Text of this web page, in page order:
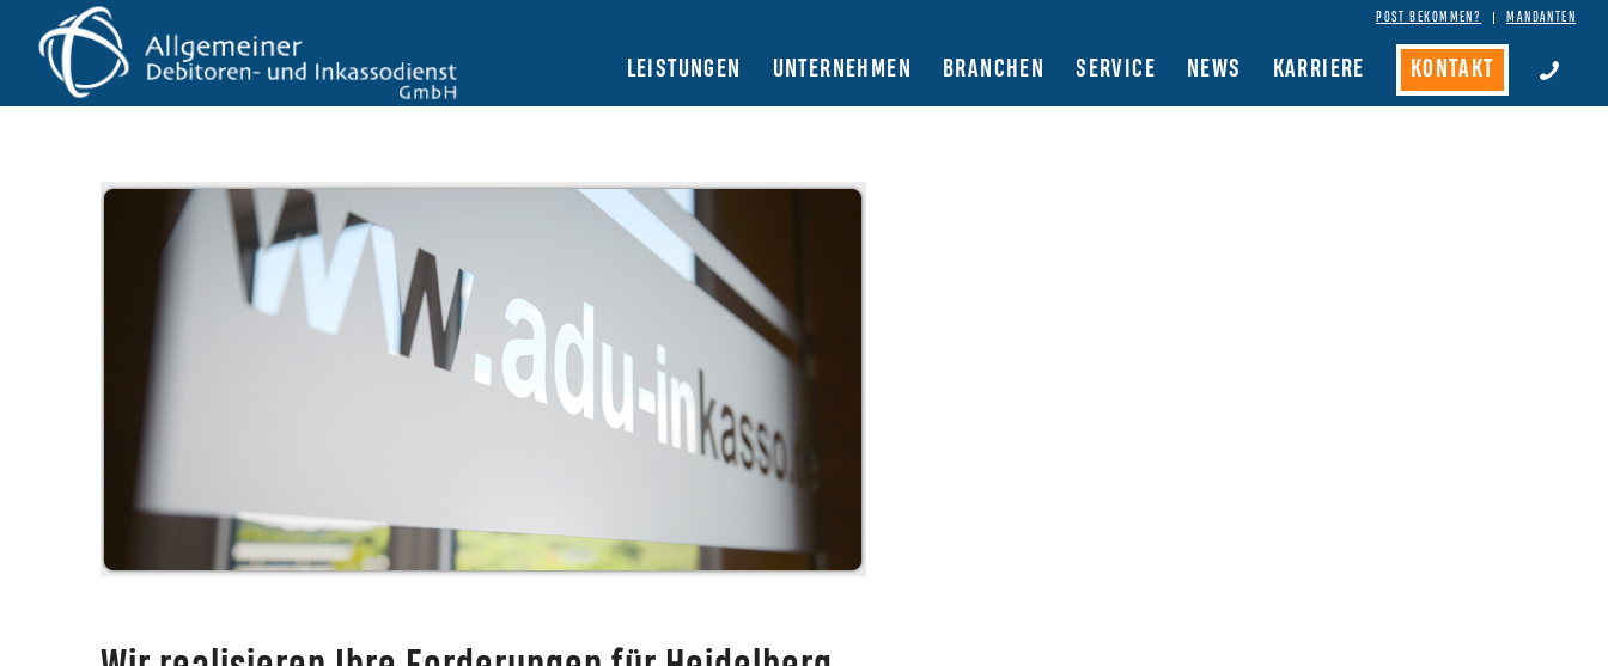
POST BEKOMMEN? MANDANTEN
LEISTUNGEN UNTERNEHMEN BRANCHEN SERVICE NEWS KARRIERE KONTAKT